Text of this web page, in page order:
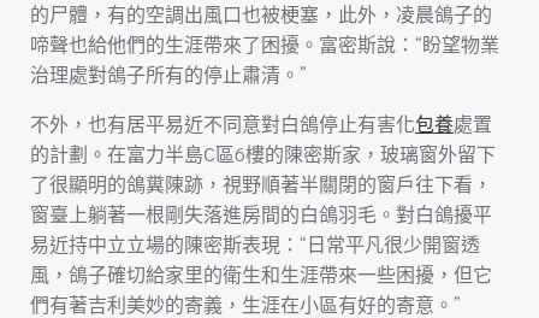
的尸體，有的空調出風口也被梗塞，此外，凌晨鴿子的
啼聲也給他們的生涯帶來了困擾。富密斯說：“盼望物業
治理處對鴿子所有的停止肅清。”
不外，也有居平易近不同意對白鴿停止有害化包養處置
的計劃。在富力半島C區6樓的陳密斯家，玻璃窗外留下
了很顯明的鴿糞陳跡，視野順著半關閉的窗戶往下看，
窗臺上躺著一根剛失落進房間的白鴿羽毛。對白鴿擾平
易近持中立立場的陳密斯表現：“日常平凡很少開窗透
風，鴿子確切給家里的衛生和生涯帶來一些困擾，但它
們有著吉利美妙的寄義，生涯在小區有好的寄意。”